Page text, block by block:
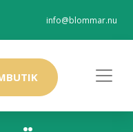
info@blommar.nu